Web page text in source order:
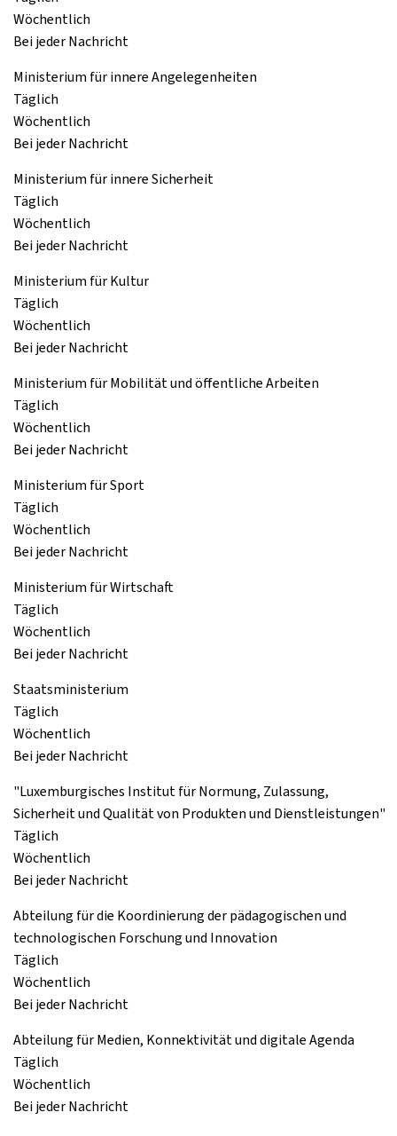
Wöchentlich
Bei jeder Nachricht
Ministerium für innere Angelegenheiten
Täglich
Wöchentlich
Bei jeder Nachricht
Ministerium für innere Sicherheit
Täglich
Wöchentlich
Bei jeder Nachricht
Ministerium für Kultur
Täglich
Wöchentlich
Bei jeder Nachricht
Ministerium für Mobilität und öffentliche Arbeiten
Täglich
Wöchentlich
Bei jeder Nachricht
Ministerium für Sport
Täglich
Wöchentlich
Bei jeder Nachricht
Ministerium für Wirtschaft
Täglich
Wöchentlich
Bei jeder Nachricht
Staatsministerium
Täglich
Wöchentlich
Bei jeder Nachricht
"Luxemburgisches Institut für Normung, Zulassung,
Sicherheit und Qualität von Produkten und Dienstleistungen"
Täglich
Wöchentlich
Bei jeder Nachricht
Abteilung für die Koordinierung der pädagogischen und
technologischen Forschung und Innovation
Täglich
Wöchentlich
Bei jeder Nachricht
Abteilung für Medien, Konnektivität und digitale Agenda
Täglich
Wöchentlich
Bei jeder Nachricht